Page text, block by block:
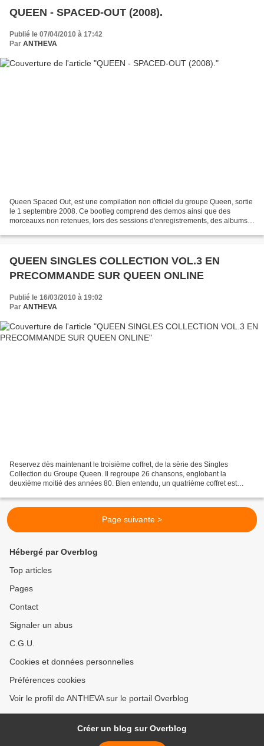
QUEEN - SPACED-OUT (2008).
Publié le 07/04/2010 à 17:42
Par ANTHEVA
Queen Spaced Out, est une compilation non officiel du groupe Queen, sortie
le 1 septembre 2008. Ce bootleg comprend des demos ainsi que des
morceauxs non retenues, lors des sessions d'enregistrements, des albums
QUEEN SINGLES COLLECTION VOL.3 EN
PRECOMMANDE SUR QUEEN ONLINE
Publié le 16/03/2010 à 19:02
Par ANTHEVA
Reservez dès maintenant le troisième coffret, de la sèrie des Singles
Collection du Groupe Queen. Il regroupe 26 chansons, englobant la
deuxième moitié des années 80. Bien entendu, un quatrième coffret est
Page suivante >
Hébergé par Overblog
Top articles
Pages
Contact
Signaler un abus
C.G.U.
Cookies et données personnelles
Préférences cookies
Voir le profil de ANTHEVA sur le portail Overblog
Créer un blog sur Overblog